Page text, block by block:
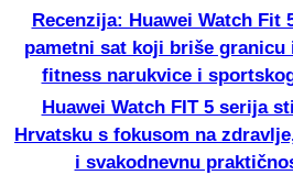
Recenzija: Huawei Watch Fit
pametni sat koji briše granicu
fitness narukvice i
Huawei Watch FIT 5 serija
Hrvatsku s fokusom na
i svakodnevnu